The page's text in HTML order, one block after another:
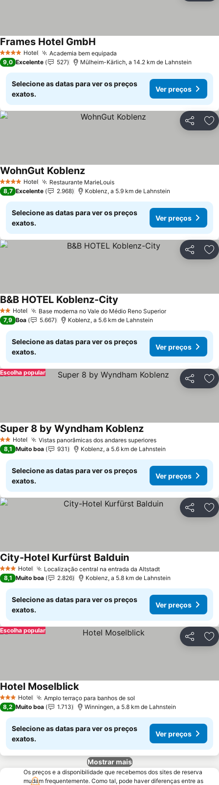
4 EstrelasHotel Academia bem equipada
Frames Hotel GmbH
9,0 Excelente 527 Mülheim-Kärlich, a 14.2 km de Lahnstein
Selecione as datas para ver os preços
exatos.
Ver preços
Partilhar
4 EstrelasHotel Restaurante MarieLouisVer preços
WohnGut KoblenzVer preços
8,7 Excelente 2.968 Koblenz, a 5.9 km de Lahnstein
Selecione as datas para ver os preços
exatos.
Ver preços
Partilhar
2 Estrelas
Hotel Base moderna no Vale do Médio Reno SuperiorVer preços
B&B HOTEL Koblenz-City
7,9 Boa 5.667 Koblenz, a 5.6 km de Lahnstein
Selecione as datas para ver os preços
exatos.
Ver preços
Partilhar
Escolha popular
2 Estrelas
Hotel Vistas panorâmicas dos andares superioresVer preços
Super 8 by Wyndham KoblenzVer preços
8,1 Muito boa 931 Koblenz, a 5.6 km de Lahnstein
Selecione as datas para ver os preços
exatos.
Ver preços
Partilhar
3 EstrelasHotel Localização central na entrada da AltstadtVer preços
City-Hotel Kurfürst BalduinVer preços
8,1 Muito boa 2.826 Koblenz, a 5.8 km de Lahnstein
Selecione as datas para ver os preços
exatos.
Ver preços
Partilhar
Escolha popular
3 EstrelasHotel Amplo terraço para banhos de sol
Hotel MoselblickVer preços
8,2 Muito boa 1.713 Winningen, a 5.8 km de Lahnstein
Selecione as datas para ver os preços
exatos.
Ver preços
Mostrar mais
Os preços e a disponibilidade que recebemos dos sites de reserva
mudam frequentemente. Como tal, pode haver diferenças entre as